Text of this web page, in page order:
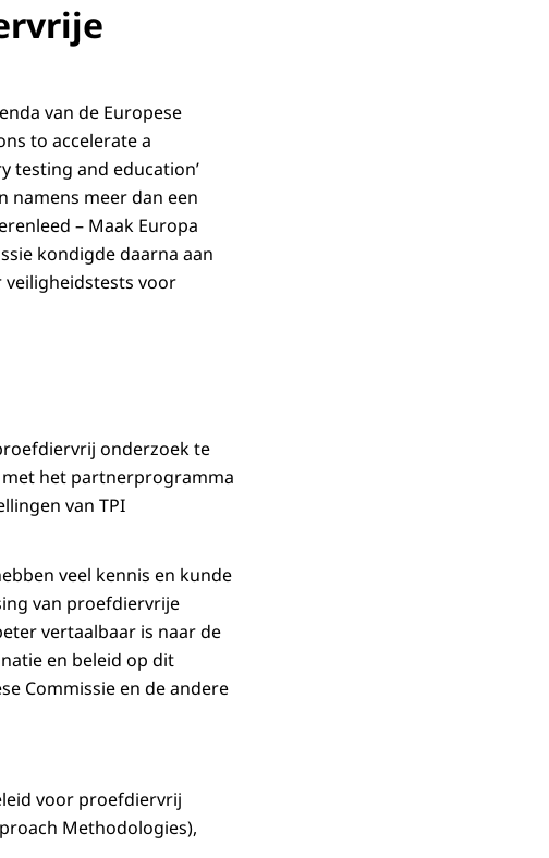
te geven.
zijn of niet
giftig zijn.
Andere
leiden tot een
gevaar vereist zijn
zijn voor nieuwe
zoals
En methodes
aangepast. Maar
van
eerste belangrijke
Resultaten van
Om betrouwbaar te
omstandigheden.
moeten vergelijkbaar
uitkomsten die
te beoordelen, om
is essentieel
van de Europese
to accelerate a
testing and education’
namens meer dan een
– Maak Europa
kondigde daarna aan
voor
onderzoek te
met het partnerprogramma
van TPI
veel kennis en kunde
van proefdiervrije
vertaalbaar is naar de
en beleid op dit
Commissie en de andere
voor proefdiervrij
Methodologies),